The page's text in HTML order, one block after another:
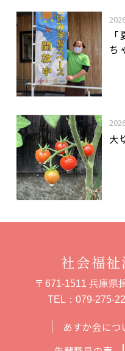
ち
大
あすか会につ
社会福
〒671-1511 兵庫県
TEL： 079-275-